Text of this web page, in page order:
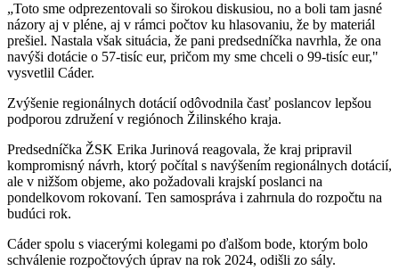
„Toto sme odprezentovali so širokou diskusiou, no a boli tam jasné
názory aj v pléne, aj v rámci počtov ku hlasovaniu, že by materiál
prešiel. Nastala však situácia, že pani predsedníčka navrhla, že ona
navýši dotácie o 57-tisíc eur, pričom my sme chceli o 99-tisíc eur,"
vysvetlil Cáder.
Zvýšenie regionálnych dotácií odôvodnila časť poslancov lepšou
podporou združení v regiónoch Žilinského kraja.
Predsedníčka ŽSK Erika Jurinová reagovala, že kraj pripravil
kompromisný návrh, ktorý počítal s navýšením regionálnych dotácií,
ale v nižšom objeme, ako požadovali krajskí poslanci na
pondelkovom rokovaní. Ten samospráva i zahrnula do rozpočtu na
budúci rok.
Cáder spolu s viacerými kolegami po ďalšom bode, ktorým bolo
schválenie rozpočtových úprav na rok 2024, odišli zo sály.